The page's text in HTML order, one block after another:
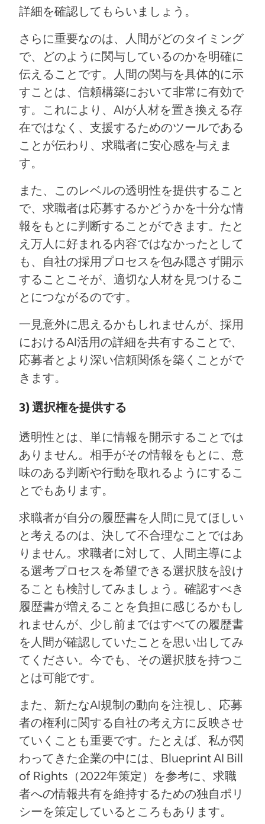
詳細を確認してもらいましょう。
さらに重要なのは、人間がどのタイミング
で、どのように関与しているのかを明確に
伝えることです。人間の関与を具体的に示
すことは、信頼構築において非常に有効で
す。これにより、AIが人材を置き換える存
在ではなく、支援するためのツールである
ことが伝わり、求職者に安心感を与えま
す。
また、このレベルの透明性を提供すること
で、求職者は応募するかどうかを十分な情
報をもとに判断することができます。たと
え万人に好まれる内容ではなかったとして
も、自社の採用プロセスを包み隠さず開示
することこそが、適切な人材を見つけるこ
とにつながるのです。
一見意外に思えるかもしれませんが、採用
におけるAI活用の詳細を共有することで、
応募者とより深い信頼関係を築くことがで
きます。
3) 選択権を提供する
透明性とは、単に情報を開示することでは
ありません。相手がその情報をもとに、意
味のある判断や行動を取れるようにするこ
とでもあります。
求職者が自分の履歴書を人間に見てほしい
と考えるのは、決して不合理なことではあ
りません。求職者に対して、人間主導によ
る選考プロセスを希望できる選択肢を設け
ることも検討してみましょう。確認すべき
履歴書が増えることを負担に感じるかもし
れませんが、少し前まではすべての履歴書
を人間が確認していたことを思い出してみ
てください。今でも、その選択肢を持つこ
とは可能です。
また、新たなAI規制の動向を注視し、応募
者の権利に関する自社の考え方に反映させ
ていくことも重要です。たとえば、私が関
わってきた企業の中には、Blueprint AI Bill
of Rights（2022年策定）を参考に、求職
者への情報共有を維持するための独自ポリ
シーを策定しているところもあります。